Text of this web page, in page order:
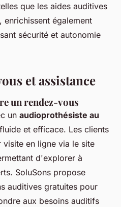
que les aides auditives
également
sécurité et autonomie
et assistance
un rendez-vous
un audioprothésiste au
et efficace. Les clients
en ligne via le site
d'explorer à
SoluSons propose
auditives gratuites pour
aux besoins auditifs